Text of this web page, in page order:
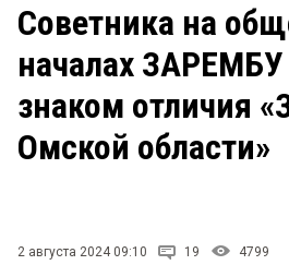
ЗАКОН
ПРОИСШЕСТВИЯ
Советника на
началах
знаком отличия
Омской области»
2 августа 2024 09:10 19 4799